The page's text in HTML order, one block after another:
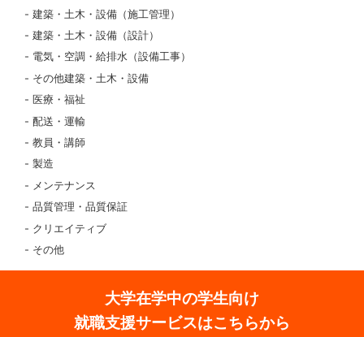
建築・土木・設備（施工管理）
建築・土木・設備（設計）
電気・空調・給排水（設備工事）
その他建築・土木・設備
医療・福祉
配送・運輸
教員・講師
製造
メンテナンス
品質管理・品質保証
クリエイティブ
その他
大学在学中の学生向け
就職支援サービスはこちらから